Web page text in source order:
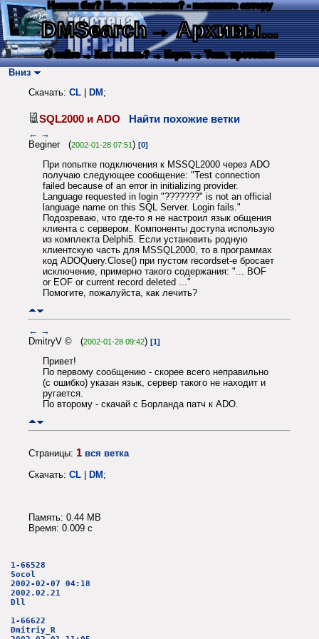
Нашли баг? Есть пожелания? - напишите автору
DMSearch→ Архивы...
О сайте → Как искать? → Карта → Текс. протокол
Вниз
Скачать: CL DM ;
SQL2000 и ADO Найти похожие ветки
← →
Beginer (2002-01-28 07:51) [0]
При попытке подключения к MSSQL2000 через ADO
получаю следующее сообщение: "Test connection
failed because of an error in initializing provider.
Language requested in login "???????" is not an official
language name on this SQL Server. Login fails."
Подозреваю, что где-то я не настроил язык общения
клиента с сервером. Компоненты доступа использую
из комплекта Delphi5. Если установить родную
клиентскую часть для MSSQL2000, то в программах
код ADOQuery.Close() при пустом recordset-е бросает
исключение, примерно такого содержания: "... BOF
or EOF or current record deleted ..."
Помогите, пожалуйста, как лечить?
← →
DmitryV © (2002-01-28 09:42) [1]
Привет!
По первому сообщению - скорее всего неправильно
(с ошибко) указан язык, сервер такого не находит и
ругается.
По второму - скачай с Борланда патч к ADO.
Страницы: 1 вся ветка
Скачать: CL DM ;
Память: 0.44 MB
Время: 0.009 c
1-66528
Socol
2002-02-07 04:18
2002.02.21
Dll
1-66622
Dmitriy_R